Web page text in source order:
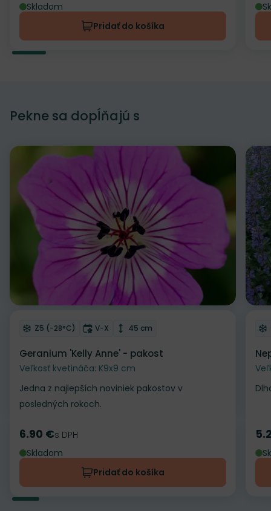
Skladom
Pridať do košíka
Pekne sa dopĺňajú s
Odober do zoznamu želaní
Mrazuvzdornosť
Z5 (-28°C) Doba kvitnutia
V-X Výška rastliny
45 cm
Geranium 'Kelly Anne' - pakost
Veľkosť kvetináča: K9x9 cm
Jedna z najlepších noviniek pakostov v
posledných rokoch.
Cena
6.90 €s DPH
Skladom
Pridať do košíka